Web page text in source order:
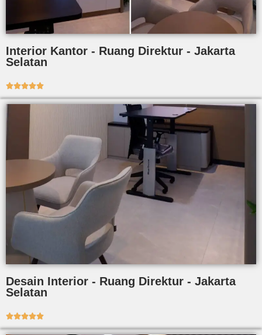
Interior Kantor - Ruang Direktur - Jakarta
Selatan

Desain Interior - Ruang Direktur - Jakarta
Selatan
